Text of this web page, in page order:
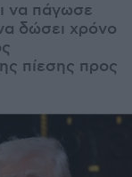
να πάγωσε
δώσει χρόνο
πίεσης προς